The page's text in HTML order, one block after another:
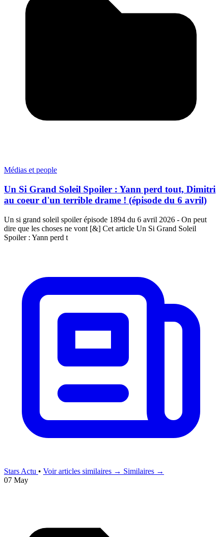
Médias et people
Un Si Grand Soleil Spoiler : Yann perd tout, Dimitri
au coeur d'un terrible drame ! (épisode du 6 avril)
Un si grand soleil spoiler épisode 1894 du 6 avril 2026 - On peut
dire que les choses ne vont [&] Cet article Un Si Grand Soleil
Spoiler : Yann perd t
Stars Actu • Voir articles similaires → Similaires →
07 May